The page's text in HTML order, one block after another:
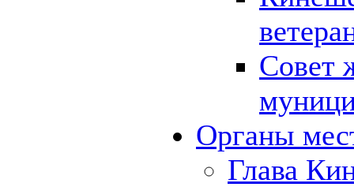
Совет
Органы
Глава